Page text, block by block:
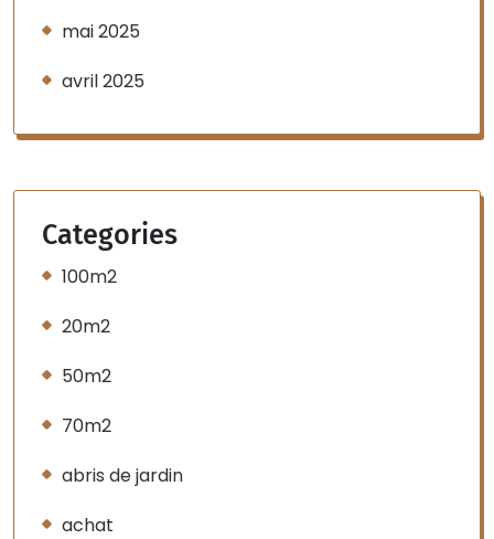
mai 2025
avril 2025
Categories
100m2
20m2
50m2
70m2
abris de jardin
achat